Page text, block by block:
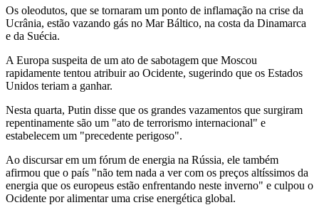
Os oleodutos, que se tornaram um ponto de inflamação na crise da
Ucrânia, estão vazando gás no Mar Báltico, na costa da Dinamarca
e da Suécia.
A Europa suspeita de um ato de sabotagem que Moscou
rapidamente tentou atribuir ao Ocidente, sugerindo que os Estados
Unidos teriam a ganhar.
Nesta quarta, Putin disse que os grandes vazamentos que surgiram
repentinamente são um "ato de terrorismo internacional" e
estabelecem um "precedente perigoso".
Ao discursar em um fórum de energia na Rússia, ele também
afirmou que o país "não tem nada a ver com os preços altíssimos da
energia que os europeus estão enfrentando neste inverno" e culpou o
Ocidente por alimentar uma crise energética global.